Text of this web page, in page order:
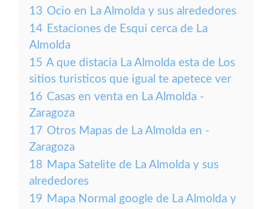
13 Ocio en La Almolda y sus alrededores
14 Estaciones de Esqui cerca de La
Almolda
15 A que distacia La Almolda esta de Los
sitios turisticos que igual te apetece ver
16 Casas en venta en La Almolda -
Zaragoza
17 Otros Mapas de La Almolda en -
Zaragoza
18 Mapa Satelite de La Almolda y sus
alrededores
19 Mapa Normal google de La Almolda y